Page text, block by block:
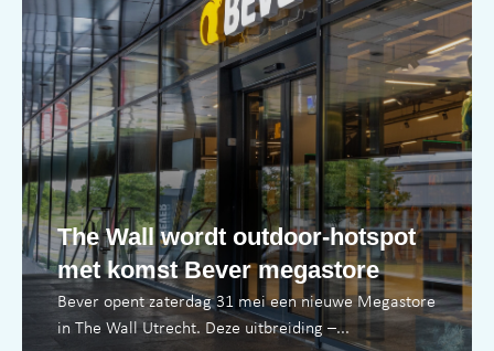
The Wall wordt outdoor-hotspot
met komst Bever megastore
Bever opent zaterdag 31 mei een nieuwe Megastore
in The Wall Utrecht. Deze uitbreiding –...